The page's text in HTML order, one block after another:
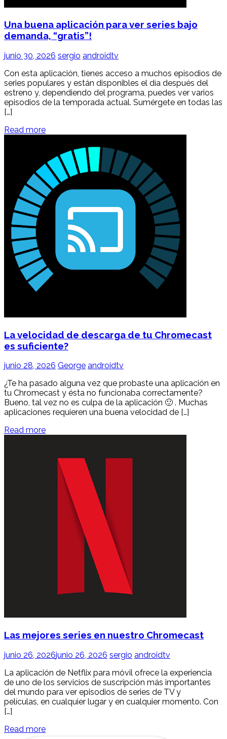
Una buena aplicación para ver series bajo
demanda, “gratis”!
junio 30, 2026 sergio androidtv
Con esta aplicación, tienes acceso a muchos episodios de
series populares y están disponibles el día después del
estreno y, dependiendo del programa, puedes ver varios
episodios de la temporada actual. Sumérgete en todas las
[…]
Read more
La velocidad de descarga de tu Chromecast
es suficiente?
junio 28, 2026 George androidtv
¿Te ha pasado alguna vez que probaste una aplicación en
tu Chromecast y ésta no funcionaba correctamente?
Bueno, tal vez no es culpa de la aplicación 🙂 . Muchas
aplicaciones requieren una buena velocidad de […]
Read more
Las mejores series en nuestro Chromecast
junio 26, 2026junio 26, 2026 sergio androidtv
La aplicación de Netflix para móvil ofrece la experiencia
de uno de los servicios de suscripción más importantes
del mundo para ver episodios de series de TV y
películas, en cualquier lugar y en cualquier momento. Con
[…]
Read more